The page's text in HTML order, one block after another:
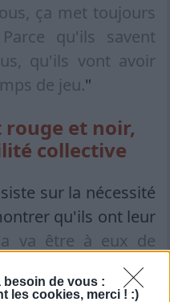
besoin de vous :
les cookies, merci ! :)
ça met toujours
qu'ils savent
qu'ils vont avoir
de jeu."
et noir,
collective
sur la nécessité
qu'ils ont leur
va être à eux de
capables de
"